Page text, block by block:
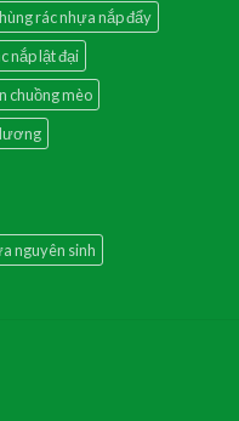
rác nhựa nắp đẩy
nắp lật đại
chuồng mèo
nguyên sinh